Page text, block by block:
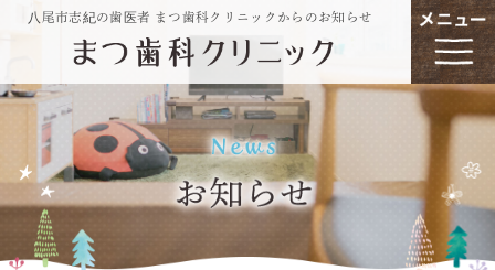
八尾市志紀の歯医者 まつ歯科クリニックからのお知らせ